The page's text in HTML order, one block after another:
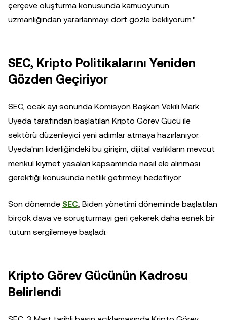
çerçeve oluşturma konusunda kamuoyunun
uzmanlığından yararlanmayı dört gözle bekliyorum."
SEC, Kripto Politikalarını Yeniden
Gözden Geçiriyor
SEC, ocak ayı sonunda Komisyon Başkan Vekili Mark
Uyeda tarafından başlatılan Kripto Görev Gücü ile
sektörü düzenleyici yeni adımlar atmaya hazırlanıyor.
Uyeda'nın liderliğindeki bu girişim, dijital varlıkların mevcut
menkul kıymet yasaları kapsamında nasıl ele alınması
gerektiği konusunda netlik getirmeyi hedefliyor.
Son dönemde SEC, Biden yönetimi döneminde başlatılan
birçok dava ve soruşturmayı geri çekerek daha esnek bir
tutum sergilemeye başladı.
Kripto Görev Gücünün Kadrosu
Belirlendi